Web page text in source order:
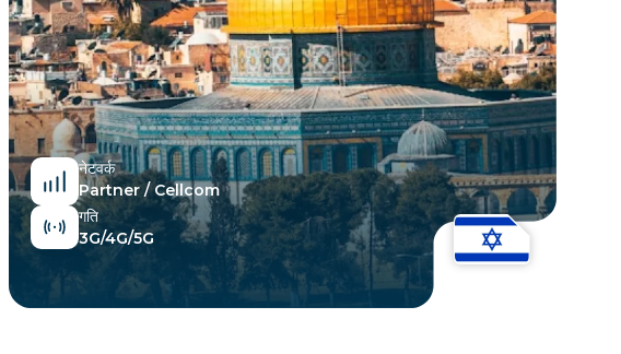
नेटवर्क
Partner / Cellcom
गति
3G/4G/5G